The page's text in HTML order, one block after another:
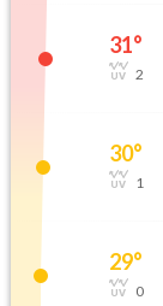
31°
2
30°
1
29°
0